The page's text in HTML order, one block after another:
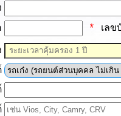
* เลข